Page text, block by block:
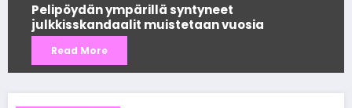
vuosia
Mitä tapahtui Käärijän